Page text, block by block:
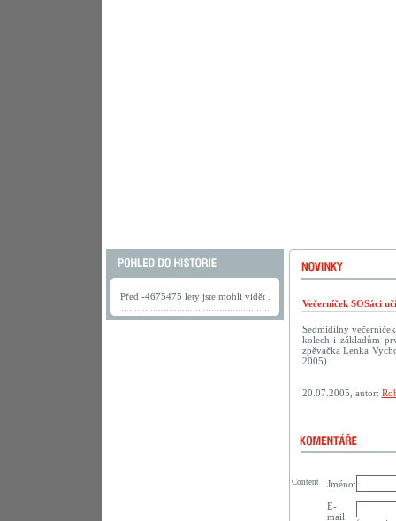
Před -4675475 lety jste mohli vidět .
Večerníček SOSáci
Sedmidílný
kolech i základům
zpěvačka Lenka
2005).
20.07.2005, autor:
Jméno:
E-
mail:
Content